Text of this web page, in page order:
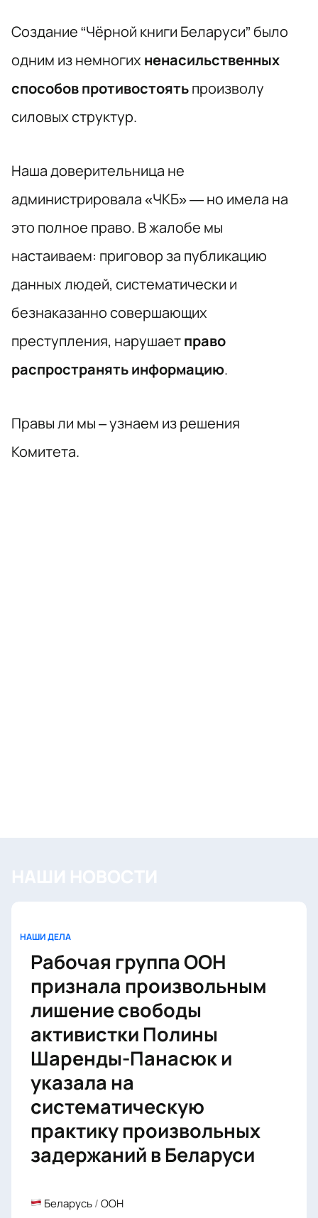
Создание “Чёрной книги Беларуси” было
одним из немногих ненасильственных
способов противостоятьпроизволу
силовых структур.
Наша доверительница не
администрировала «ЧКБ» — но имела на
это полное право. В жалобе мы
настаиваем: приговор за публикацию
данных людей, систематически и
безнаказанно совершающих
преступления, нарушаетправо
распространять информацию.
Правы ли мы – узнаем из решения
Комитета.
НАШИ ДЕЛА
Рабочая группа ООН
признала произвольным
лишение свободы
активистки Полины
Шаренды-Панасюк и
указала на
систематическую
практику произвольных
задержаний в Беларуси
Беларусь/ООН